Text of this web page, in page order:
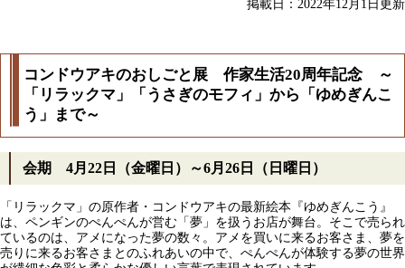
掲載日：2022年12月1日更新
コンドウアキのおしごと展 作家生活20周年記念 ～
「リラックマ」「うさぎのモフィ」から「ゆめぎんこ
う」まで～
会期 4月22日（金曜日）～6月26日（日曜日）
「リラックマ」の原作者・コンドウアキの最新絵本『ゆめぎんこう』
は、ペンギンのぺんぺんが営む「夢」を扱うお店が舞台。そこで売られ
ているのは、アメになった夢の数々。アメを買いに来るお客さま、夢を
売りに来るお客さまとのふれあいの中で、ぺんぺんが体験する夢の世界